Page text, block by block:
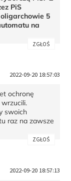
PiS
5
na
ZGŁOŚ
2022-09-20 18:57:03
ochronę
swoich
raz na zawsze
ZGŁOŚ
2022-09-20 18:57:13